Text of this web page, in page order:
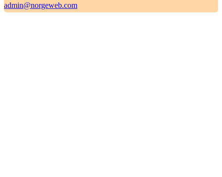
admin@norgeweb.com